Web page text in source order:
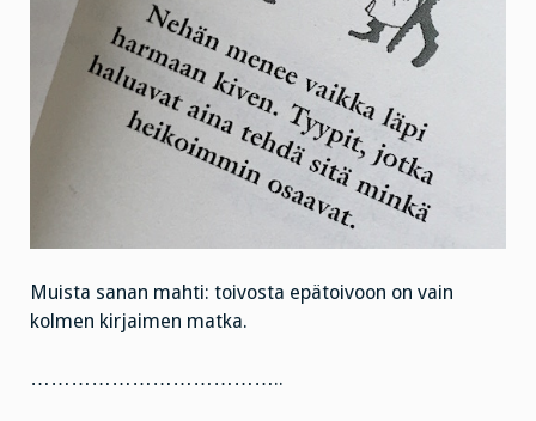
Muista sanan mahti: toivosta epätoivoon on vain
kolmen kirjaimen matka.
………………………………..